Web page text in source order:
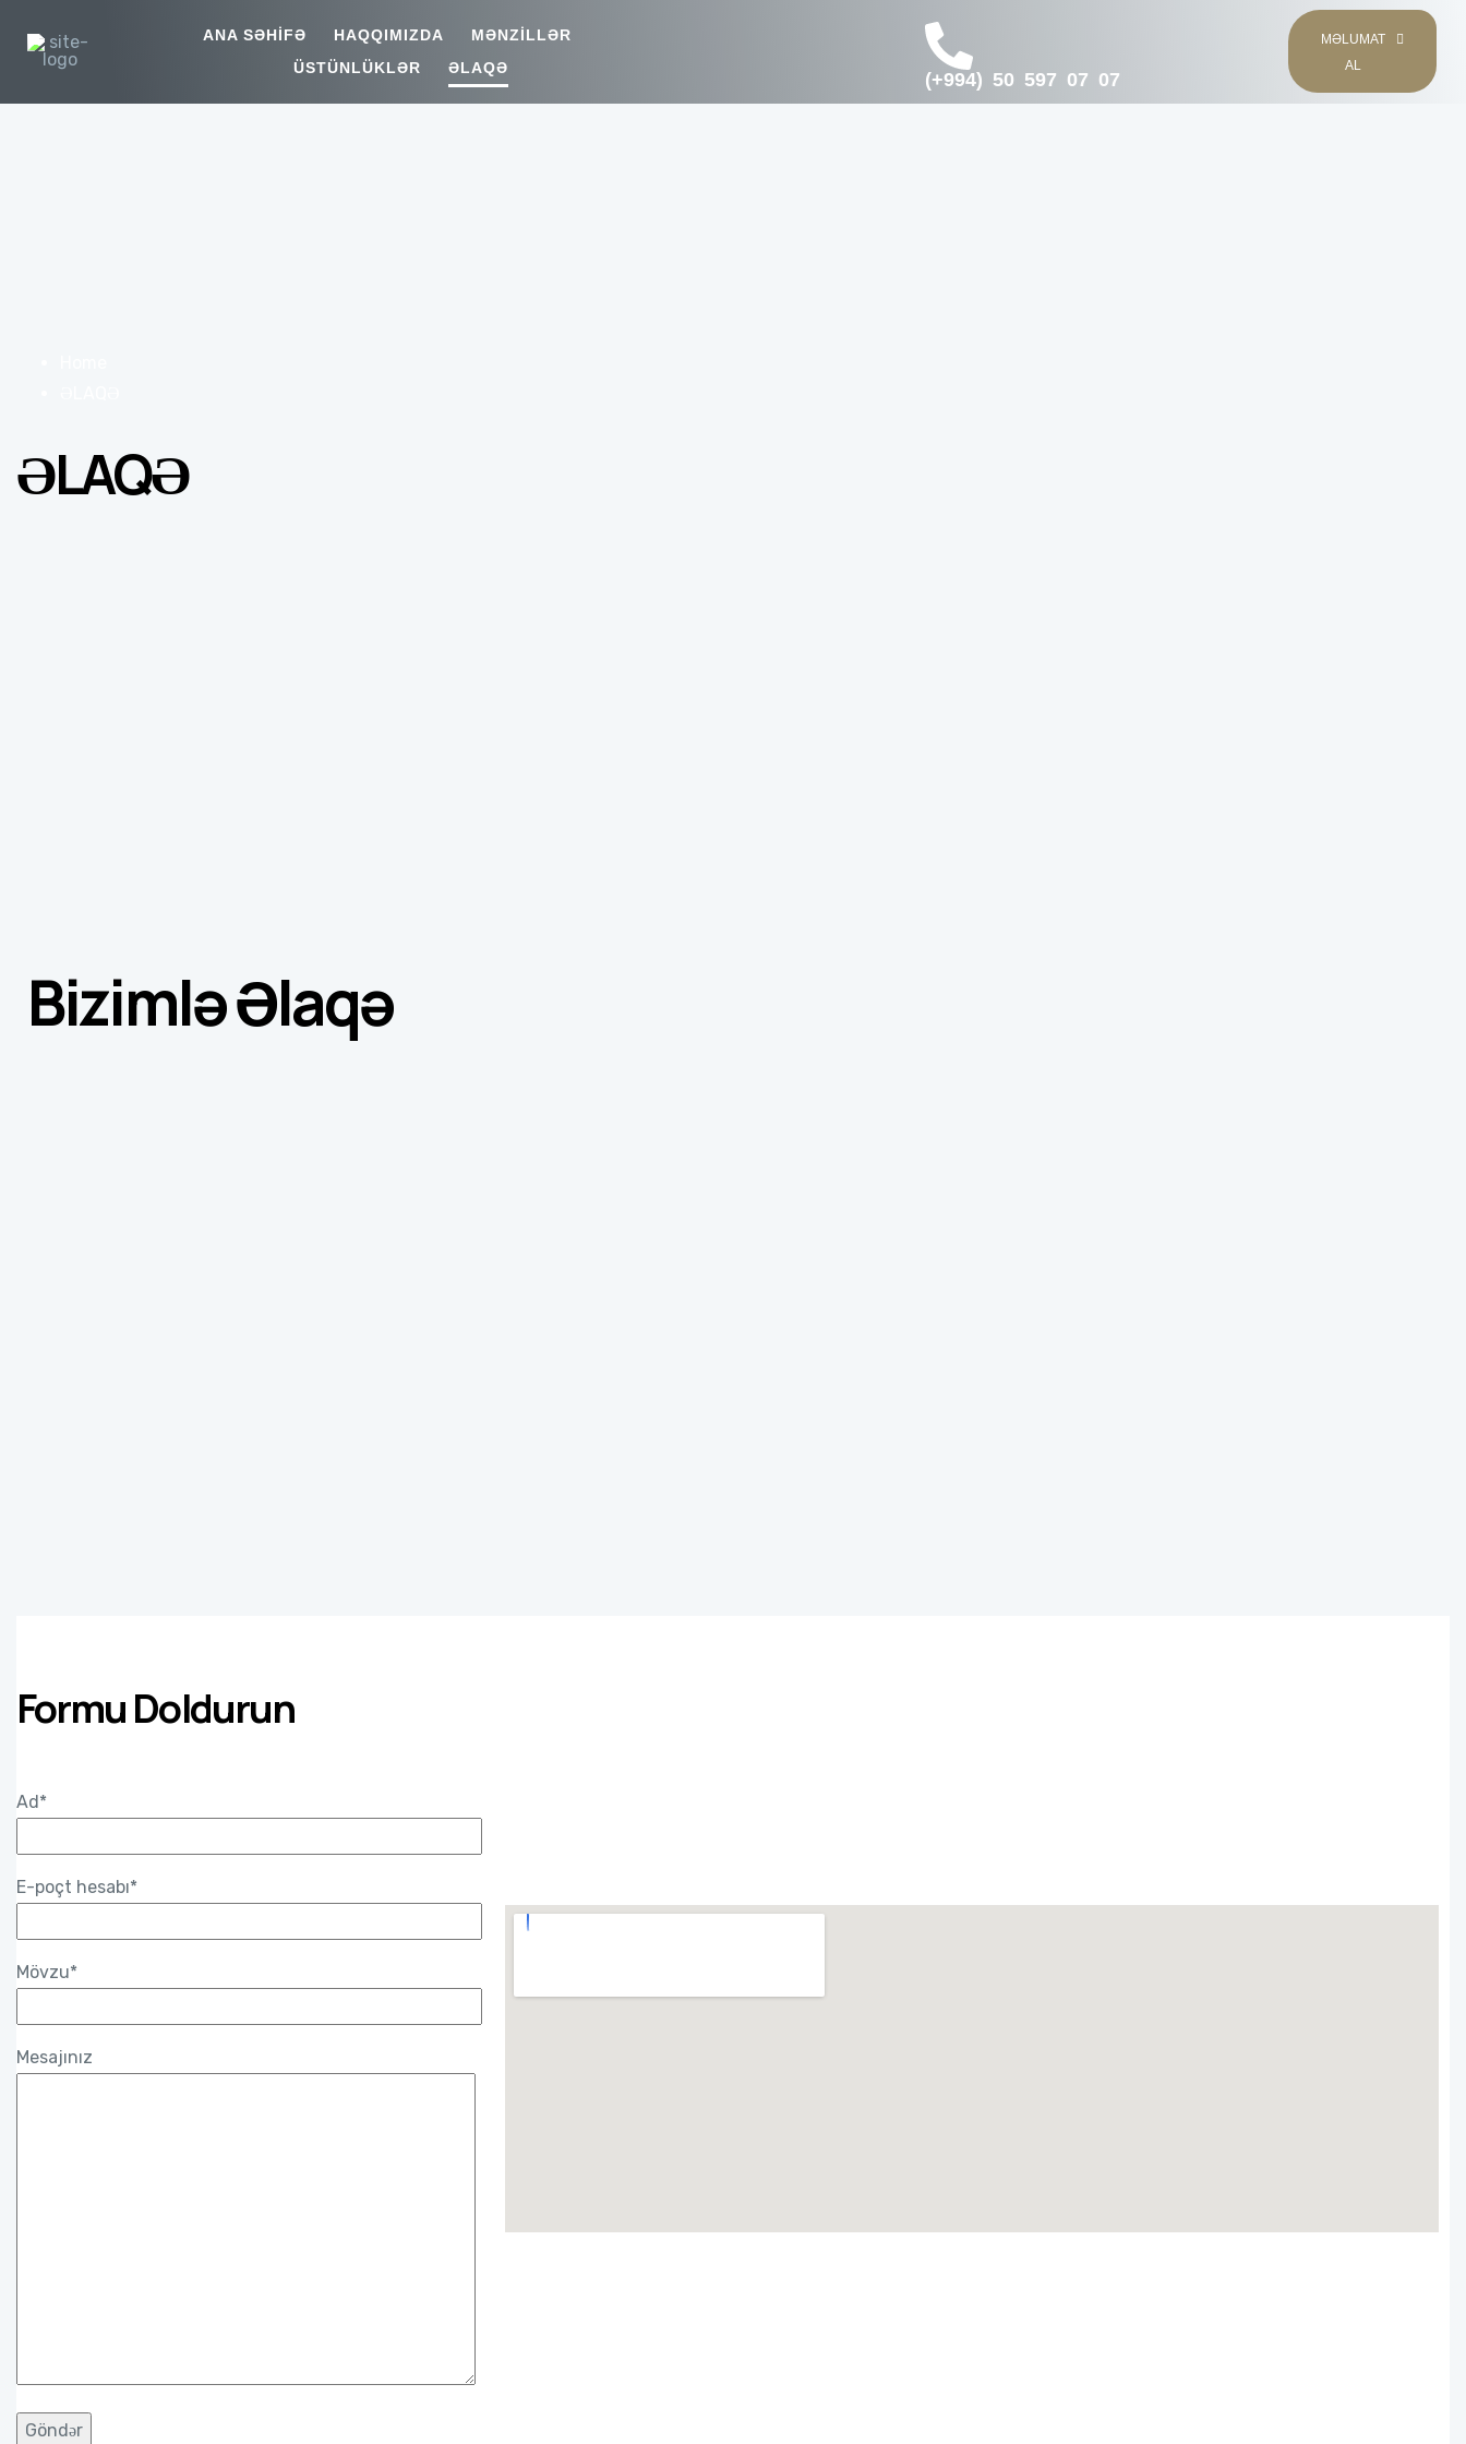
ANA SƏHİFƏ HAQQIMIZDA
MƏNZİLLƏR
ÜSTÜNLÜKLƏR
ƏLAQƏ
(+994) 50 597 07 07
MƏLUMAT
AL
ƏLAQƏ
Bizimlə Əlaqə
Formu Doldurun
Ad*
E-poçt hesabı*
Mövzu*
Mesajınız